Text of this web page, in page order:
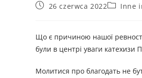
26 czerwca 2022 Inne
Що є причиною нашої
були в центрі уваги
Молитися про благодать не